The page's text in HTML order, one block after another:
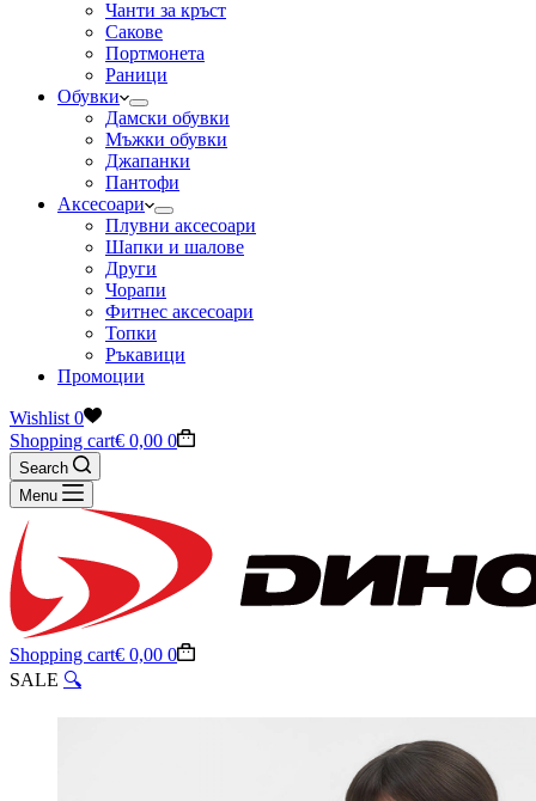
Чанти за кръст
Сакове
Портмонета
Раници
Обувки
Дамски обувки
Мъжки обувки
Джапанки
Пантофи
Аксесоари
Плувни аксесоари
Шапки и шалове
Други
Чорапи
Фитнес аксесоари
Топки
Ръкавици
Промоции
Wishlist 0
Shopping cart€ 0,00 0
Search
Menu
Shopping cart€ 0,00 0
SALE 🔍